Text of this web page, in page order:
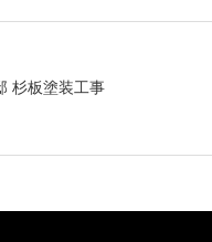
杉板塗装工事